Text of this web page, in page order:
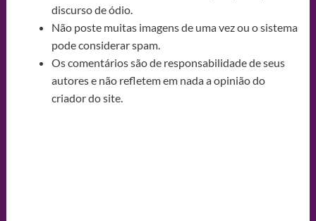
discurso de ódio.
Não poste muitas imagens de uma vez ou o sistema
pode considerar spam.
Os comentários são de responsabilidade de seus
autores e não refletem em nada a opinião do
criador do site.